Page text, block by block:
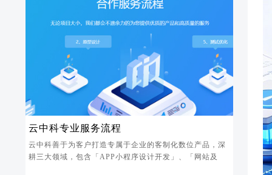
云中科专业服务流程
云中科善于为客户打造专属于企业的客制化数位产品，深
耕三大领域，包含「APP小程序设计开发」、「网站及